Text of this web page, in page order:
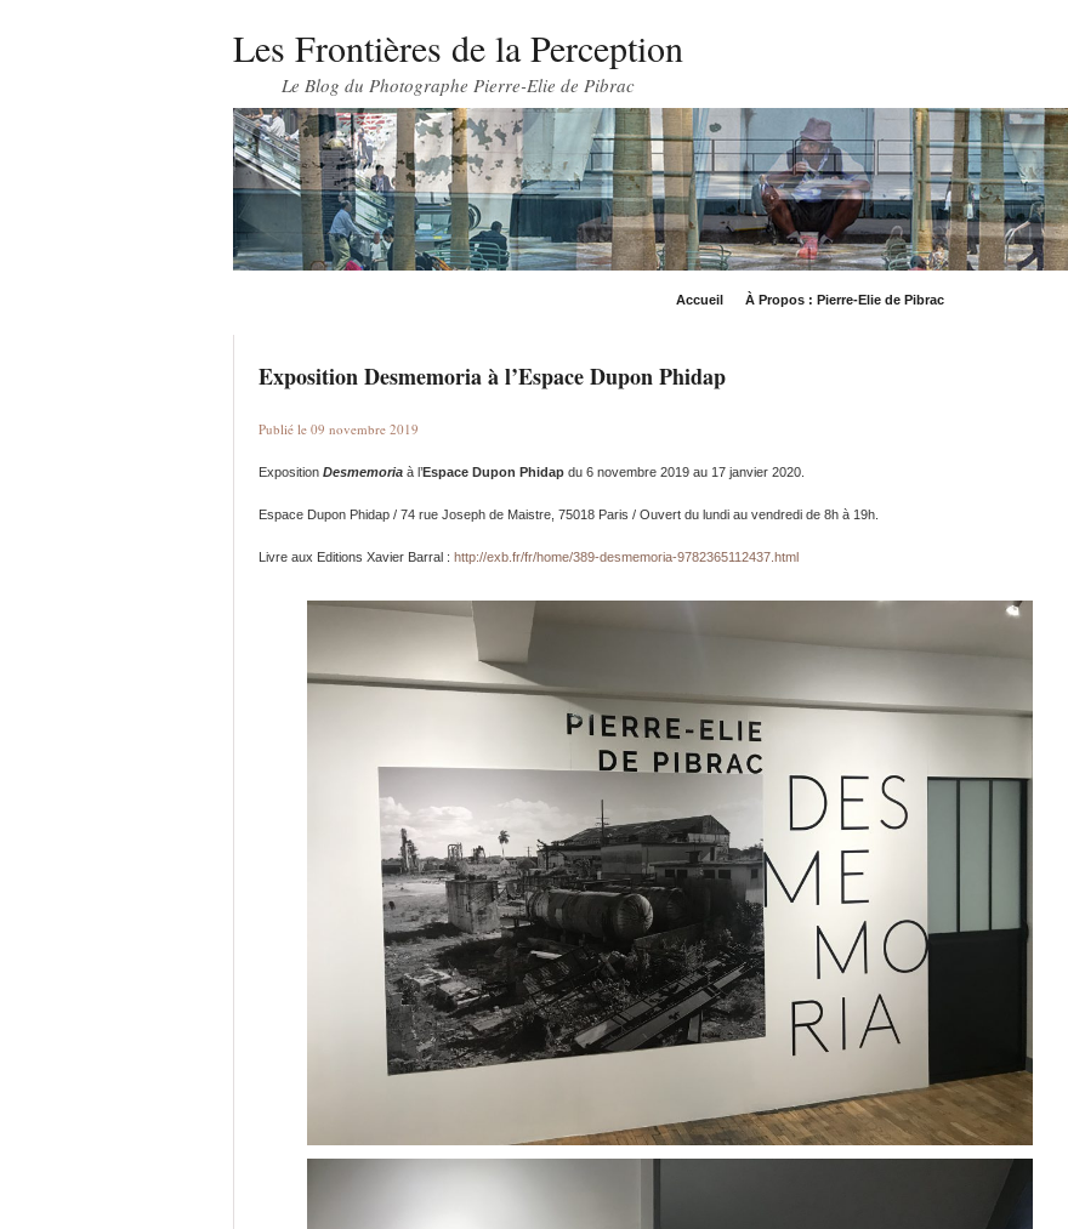
Les Frontières de la Perception
Le Blog du Photographe Pierre-Elie de Pibrac
Accueil À Propos : Pierre-Elie de Pibrac
Exposition Desmemoria à l’Espace Dupon Phidap
Publié le 09 novembre 2019
Exposition Desmemoria à l’Espace Dupon Phidap du 6 novembre 2019 au 17 janvier 2020.
Espace Dupon Phidap / 74 rue Joseph de Maistre, 75018 Paris / Ouvert du lundi au vendredi de 8h à 19h.
Livre aux Editions Xavier Barral : http://exb.fr/fr/home/389-desmemoria-9782365112437.html